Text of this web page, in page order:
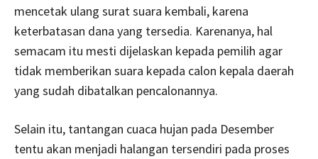
mencetak ulang surat suara kembali, karena
keterbatasan dana yang tersedia. Karenanya, hal
semacam itu mesti dijelaskan kepada pemilih agar
tidak memberikan suara kepada calon kepala daerah
yang sudah dibatalkan pencalonannya.
Selain itu, tantangan cuaca hujan pada Desember
tentu akan menjadi halangan tersendiri pada proses